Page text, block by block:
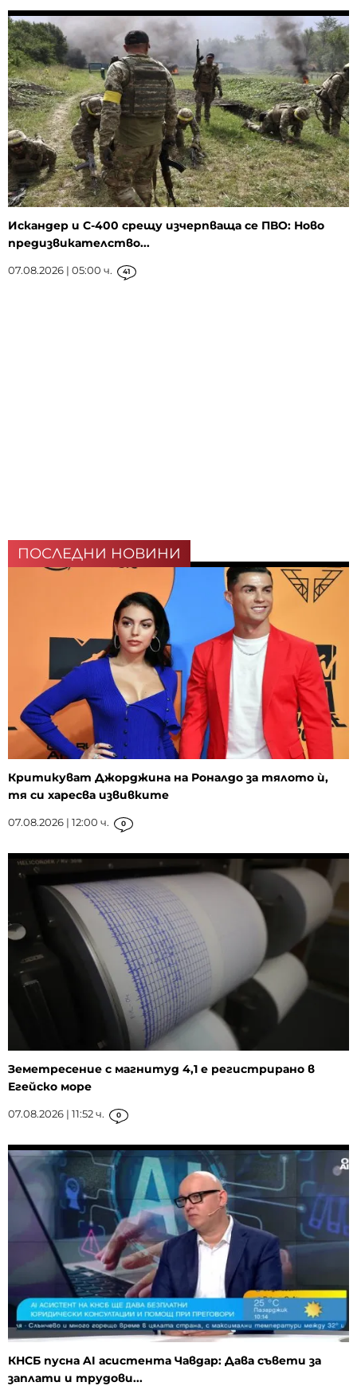
Искандер и С-400 срещу изчерпваща се ПВО: Ново
предизвикателство...
07.08.2026 | 05:00 ч. 41
ПОСЛЕДНИ НОВИНИ
Критикуват Джорджина на Роналдо за тялото ѝ,
тя си харесва извивките
07.08.2026 | 12:00 ч. 0
Земетресение с магнитуд 4,1 е регистрирано в
Егейско море
07.08.2026 | 11:52 ч. 0
КНСБ пусна AI асистента Чавдар: Дава съвети за
заплати и трудови...